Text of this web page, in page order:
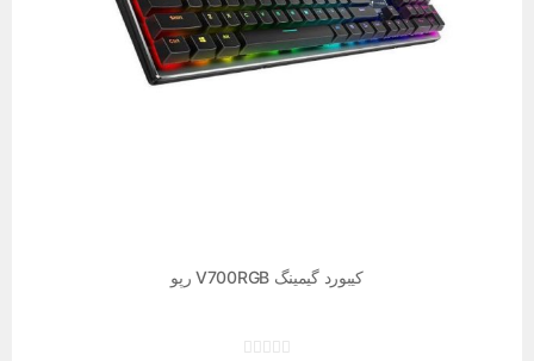
کیبورد گیمینگ V700RGB رپو